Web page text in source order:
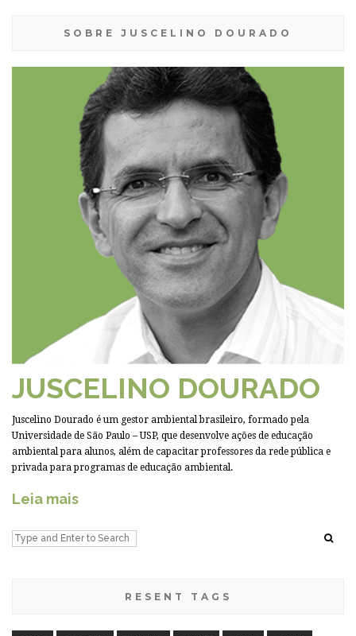
SOBRE JUSCELINO DOURADO
JUSCELINO DOURADO
Juscelino Dourado é um gestor ambiental brasileiro, formado pela
Universidade de São Paulo – USP, que desenvolve ações de educação
ambiental para alunos, além de capacitar professores da rede pública e
privada para programas de educação ambiental.
Leia mais
RESENT TAGS